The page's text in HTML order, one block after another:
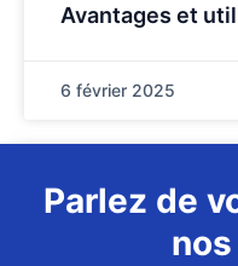
Avantages et
6 février 2025
Parlez de